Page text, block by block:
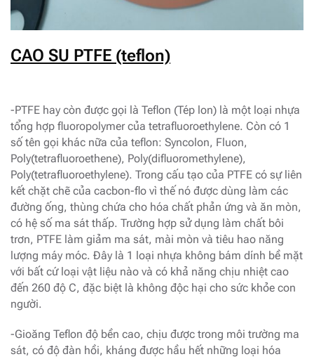
CAO SU PTFE (teflon)
-PTFE hay còn được gọi là Teflon (Tép lon) là một loại nhựa
tổng hợp fluoropolymer của tetrafluoroethylene. Còn có 1
số tên gọi khác nữa của teflon: Syncolon, Fluon,
Poly(tetrafluoroethene), Poly(difluoromethylene),
Poly(tetrafluoroethylene). Trong cấu tạo của PTFE có sự liên
kết chặt chẽ của cacbon-flo vì thế nó được dùng làm các
đường ống, thùng chứa cho hóa chất phản ứng và ăn mòn,
có hệ số ma sát thấp. Trường hợp sử dụng làm chất bôi
trơn, PTFE làm giảm ma sát, mài mòn và tiêu hao năng
lượng máy móc. Đây là 1 loại nhựa không bám dính bề mặt
với bất cứ loại vật liệu nào và có khả năng chịu nhiệt cao
đến 260 độ C, đặc biệt là không độc hại cho sức khỏe con
người.
-Gioăng Teflon độ bền cao, chịu được trong môi trường ma
sát, có độ đàn hồi, kháng được hầu hết những loại hóa